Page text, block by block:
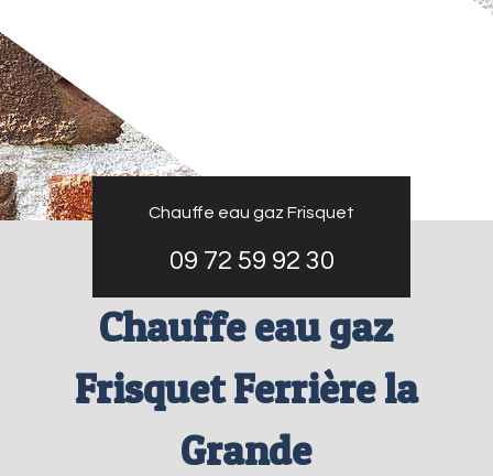
Chauffe eau gaz Frisquet
09 72 59 92 30
Chauffe eau gaz
Frisquet Ferrière la
Grande